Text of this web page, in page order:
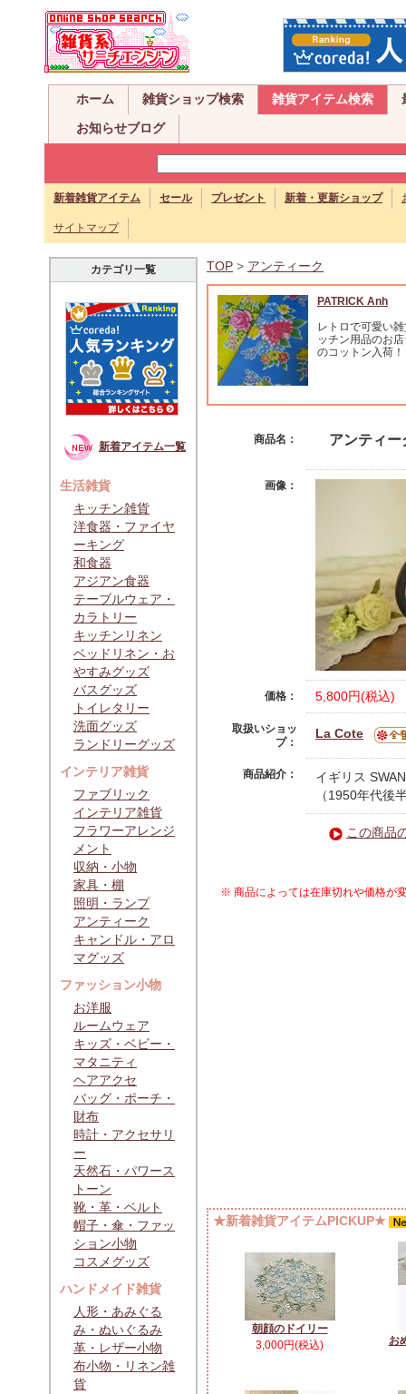
ホーム 雑貨ショップ検索 雑貨アイテム検索
お知らせブログ
新着雑貨アイテム セール プレゼント 新着・更新ショップ
サイトマップ
カテゴリ一覧
新着アイテム一覧
生活雑貨
キッチン雑貨
洋食器・ファイヤ
ーキング
和食器
アジアン食器
テーブルウェア・
カラトリー
キッチンリネン
ベッドリネン・お
やすみグッズ
バスグッズ
トイレタリー
洗面グッズ
ランドリーグッズ
インテリア雑貨
ファブリック
インテリア雑貨
フラワーアレンジ
メント
収納・小物
家具・棚
照明・ランプ
アンティーク
キャンドル・アロ
マグッズ
ファッション小物
お洋服
ルームウェア
キッズ・ベビー・
マタニティ
ヘアアクセ
バッグ・ポーチ・
財布
時計・アクセサリ
ー
天然石・パワース
トーン
靴・革・ベルト
帽子・傘・ファッ
ション小物
コスメグッズ
ハンドメイド雑貨
人形・あみぐる
み・ぬいぐるみ
革・レザー小物
布小物・リネン雑
貨
TOP > アンティーク
PATRICK Anh
レトロで可愛い
ッチン用品のお
のコットン入荷！
商品名： アンティー
画像：
価格： 5,800円(税込)
取扱いショッ
プ：
La Cote
商品紹介：
イギリス
（1950年代後
この商品
※ 商品によっては在庫切れや価格が
★新着雑貨アイテムPICKUP★
朝顔のドイリー
3,000円(税込)
お